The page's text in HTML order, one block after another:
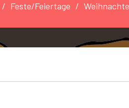
Feste/Feiertage